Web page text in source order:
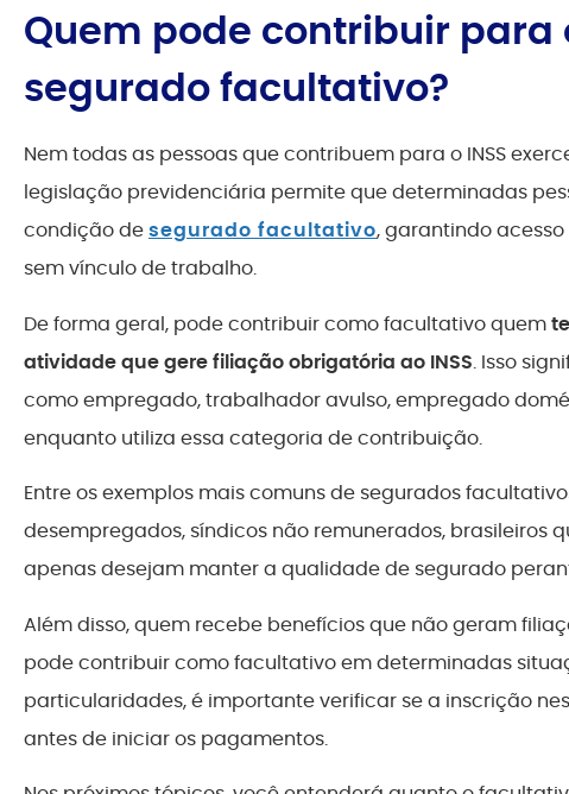
Quem pode contribuir para
segurado facultativo?
Nem todas as pessoas que contribuem para o INSS
legislação previdenciária permite que determinadas
condição desegurado facultativo, garantindo
sem vínculo de trabalho.
De forma geral, pode contribuir como facultativo quem
atividade que gere filiação obrigatória ao INSS. Isso
como empregado, trabalhador avulso, empregado
enquanto utiliza essa categoria de contribuição.
Entre os exemplos mais comuns de segurados
desempregados, síndicos não remunerados, brasileiros
apenas desejam manter a qualidade de segurado
Além disso, quem recebe benefícios que não geram
pode contribuir como facultativo em determinadas
particularidades, é importante verificar se a inscrição
antes de iniciar os pagamentos.